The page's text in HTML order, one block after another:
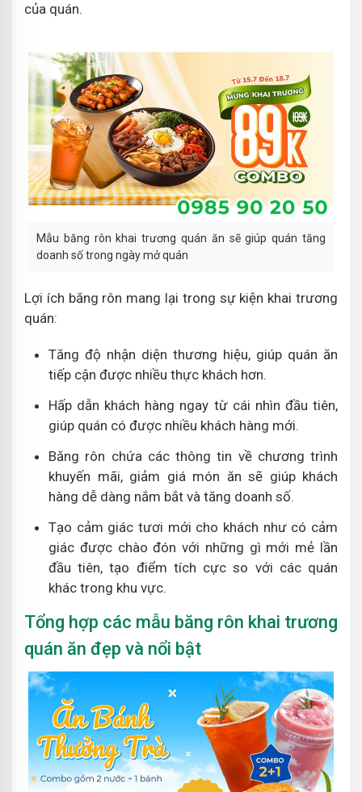
của quán.
Mẫu băng rôn khai trương quán ăn sẽ giúp quán tăng
doanh số trong ngày mở quán
Lợi ích băng rôn mang lại trong sự kiện khai trương
quán:
Tăng độ nhận diện thương hiệu, giúp quán ăn
tiếp cận được nhiều thực khách hơn.
Hấp dẫn khách hàng ngay từ cái nhìn đầu tiên,
giúp quán có được nhiều khách hàng mới.
Băng rôn chứa các thông tin về chương trình
khuyến mãi, giảm giá món ăn sẽ giúp khách
hàng dễ dàng nắm bắt và tăng doanh số.
Tạo cảm giác tươi mới cho khách như có cảm
giác được chào đón với những gì mới mẻ lần
đầu tiên, tạo điểm tích cực so với các quán
khác trong khu vực.
Tổng hợp các mẫu băng rôn khai trương
quán ăn đẹp và nổi bật